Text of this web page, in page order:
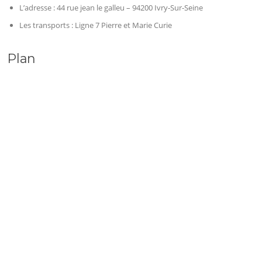
L’adresse : 44 rue jean le galleu – 94200 Ivry-Sur-Seine
Les transports : Ligne 7 Pierre et Marie Curie
Plan